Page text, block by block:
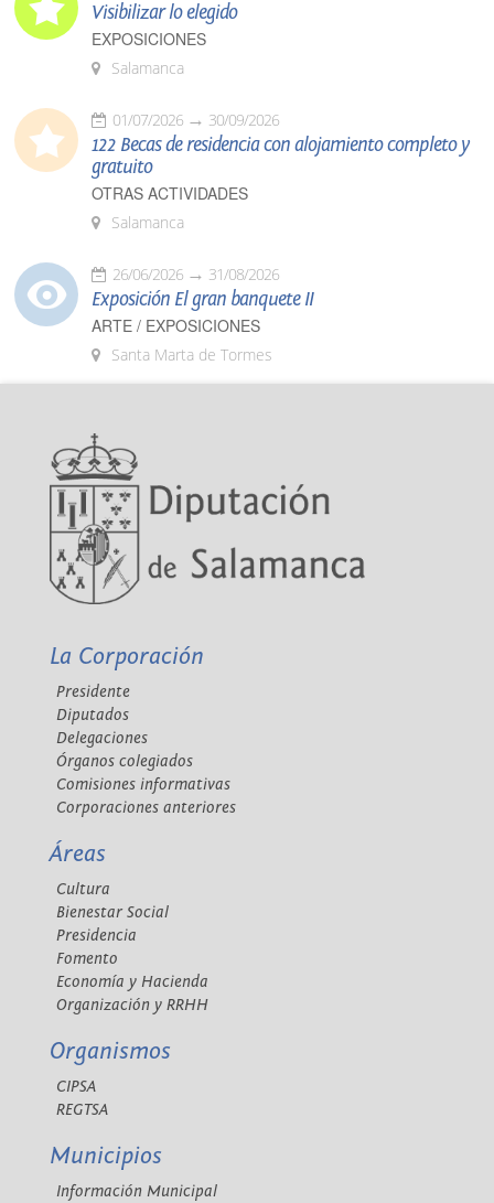
Visibilizar lo elegido
EXPOSICIONES
Salamanca
01/07/2026 30/09/2026
122 Becas de residencia con alojamiento completo y
gratuito
OTRAS ACTIVIDADES
Salamanca
26/06/2026 31/08/2026
Exposición El gran banquete II
ARTE / EXPOSICIONES
Santa Marta de Tormes
La Corporación
Presidente
Diputados
Delegaciones
Órganos colegiados
Comisiones informativas
Corporaciones anteriores
Áreas
Cultura
Bienestar Social
Presidencia
Fomento
Economía y Hacienda
Organización y RRHH
Organismos
CIPSA
REGTSA
Municipios
Información Municipal